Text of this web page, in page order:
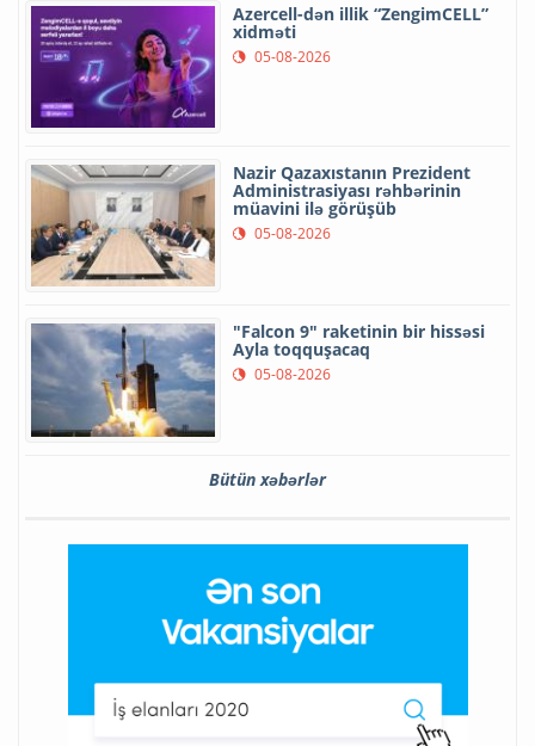
Azercell-dən illik “ZengimCELL”
xidməti
05-08-2026
Nazir Qazaxıstanın Prezident
Administrasiyası rəhbərinin
müavini ilə görüşüb
05-08-2026
"Falcon 9" raketinin bir hissəsi
Ayla toqquşacaq
05-08-2026
Bütün xəbərlər